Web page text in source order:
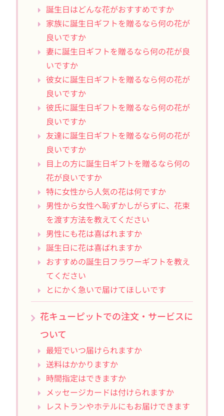
誕生日はどんな花がおすすめですか
家族に誕生日ギフトを贈るなら何の花が
良いですか
妻に誕生日ギフトを贈るなら何の花が良
いですか
彼女に誕生日ギフトを贈るなら何の花が
良いですか
彼氏に誕生日ギフトを贈るなら何の花が
良いですか
友達に誕生日ギフトを贈るなら何の花が
良いですか
目上の方に誕生日ギフトを贈るなら何の
花が良いですか
特に女性から人気の花は何ですか
男性から女性へ恥ずかしがらずに、花束
を渡す方法を教えてください
男性にも花は喜ばれますか
誕生日に花は喜ばれますか
おすすめの誕生日フラワーギフトを教え
てください
とにかく急いで届けてほしいです
花キューピットでの注文・サービスに
ついて
最短でいつ届けられますか
送料はかかりますか
時間指定はできますか
メッセージカードは付けられますか
レストランやホテルにもお届けできます